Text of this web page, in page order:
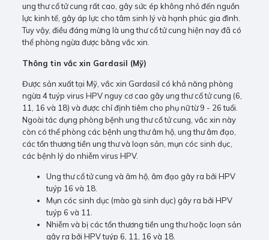
ung thư cổ tử cung rất cao, gây sức ép không nhỏ đến nguồn
lực kinh tế, gây áp lực cho tâm sinh lý và hạnh phúc gia đình.
Tuy vậy, điều đáng mừng là ung thư cổ tử cung hiện nay đã có
thể phòng ngừa được bằng vắc xin.
Thông tin vắc xin Gardasil (Mỹ)
Được sản xuất tại Mỹ, vắc xin Gardasil có khả năng phòng
ngừa 4 tuýp virus HPV nguy cơ cao gây ung thư cổ tử cung (6,
11, 16 và 18) và được chỉ định tiêm cho phụ nữ từ 9 - 26 tuổi.
Ngoài tác dụng phòng bệnh ung thư cổ tử cung, vắc xin này
còn có thể phòng các bệnh ung thư âm hộ, ung thư âm đạo,
các tổn thương tiền ung thư và loạn sản, mụn cóc sinh dục,
các bệnh lý do nhiễm virus HPV.
Ung thư cổ tử cung và âm hộ, âm đạo gây ra bởi HPV
tuýp 16 và 18.
Mụn cóc sinh dục (mào gà sinh dục) gây ra bởi HPV
tuýp 6 và 11.
Nhiễm và bị các tổn thương tiền ung thư hoặc loạn sản
gây ra bởi HPV tuýp 6, 11, 16 và 18.